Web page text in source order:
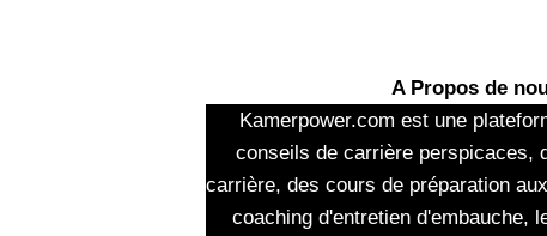
A Propos de
Kamerpower.com est une
conseils de carrière perspicaces,
carrière, des cours de préparation
coaching d'entretien d'embauche,